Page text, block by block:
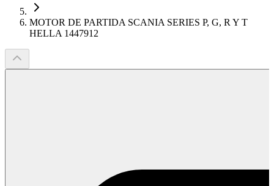
MOTOR DE PARTIDA SCANIA SERIES P, G, R Y T
HELLA 1447912